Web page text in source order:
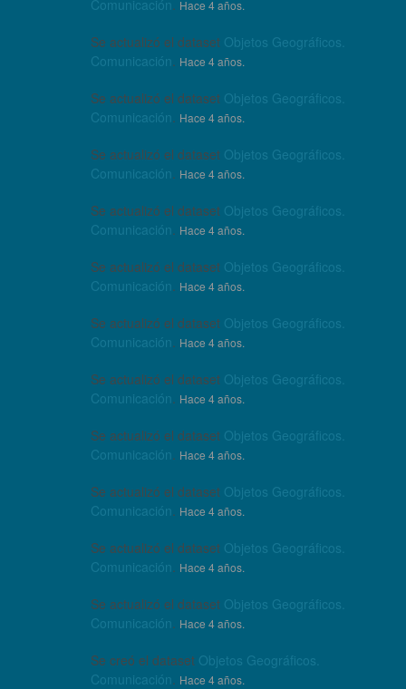
Comunicación . Hace 4 años.
Se actualizó el dataset Objetos Geográficos.
Comunicación . Hace 4 años.
Se actualizó el dataset Objetos Geográficos.
Comunicación . Hace 4 años.
Se actualizó el dataset Objetos Geográficos.
Comunicación . Hace 4 años.
Se actualizó el dataset Objetos Geográficos.
Comunicación . Hace 4 años.
Se actualizó el dataset Objetos Geográficos.
Comunicación . Hace 4 años.
Se actualizó el dataset Objetos Geográficos.
Comunicación . Hace 4 años.
Se actualizó el dataset Objetos Geográficos.
Comunicación . Hace 4 años.
Se actualizó el dataset Objetos Geográficos.
Comunicación . Hace 4 años.
Se actualizó el dataset Objetos Geográficos.
Comunicación . Hace 4 años.
Se actualizó el dataset Objetos Geográficos.
Comunicación . Hace 4 años.
Se actualizó el dataset Objetos Geográficos.
Comunicación . Hace 4 años.
Se creó el dataset Objetos Geográficos.
Comunicación . Hace 4 años.